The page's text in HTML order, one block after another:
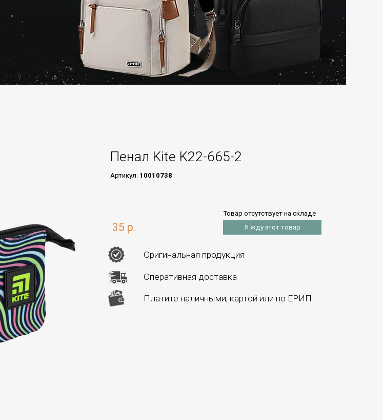
Пенал Kite K22-665-2
Артикул: 10010738
35 р.
Товар отсутствует на складе
Я жду этот товар
Оригинальная продукция
Оперативная доставка
Платите наличными, картой или по ЕРИП